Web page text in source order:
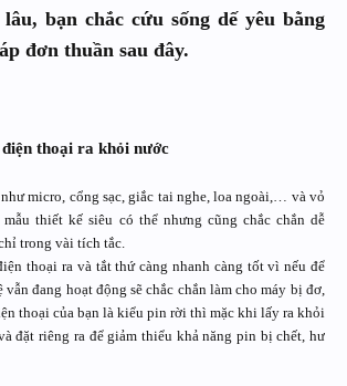
bạn chắc cứu sống dế yêu bằng
đơn thuần sau đây.
thoại ra khỏi nước
micro, cổng sạc, giắc tai nghe, loa ngoài,… và vỏ
thiết kế siêu có thể nhưng cũng chắc chắn dễ
trong vài tích tắc.
thoại ra và tắt thứ càng nhanh càng tốt vì nếu để
vẫn đang hoạt động sẽ chắc chắn làm cho máy bị đơ,
thoại của bạn là kiểu pin rời thì mặc khi lấy ra khỏi
đặt riêng ra để giảm thiểu khả năng pin bị chết, hư